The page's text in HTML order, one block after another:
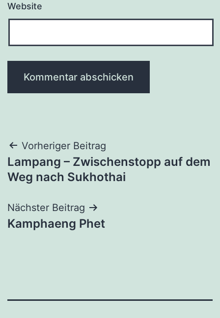
Website
Beitragsnavigation
Vorheriger Beitrag
Lampang – Zwischenstopp auf dem
Weg nach Sukhothai
Nächster Beitrag
Kamphaeng Phet